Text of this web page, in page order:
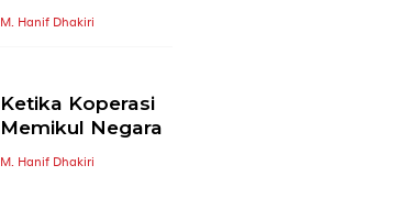
Koperasi
Ketika Koperasi